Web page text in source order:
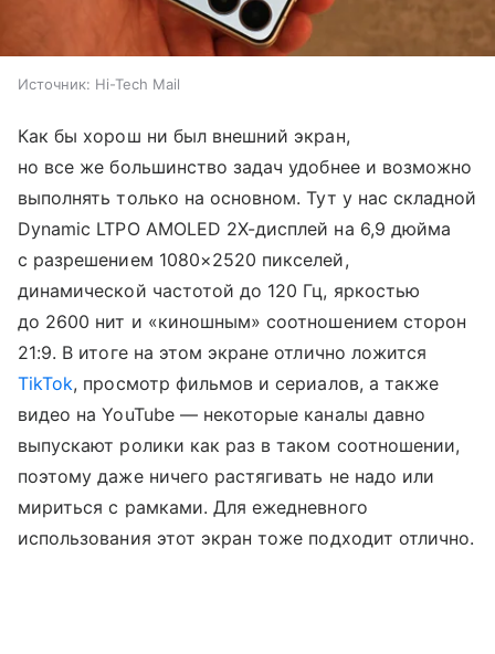
Источник: Hi-Tech Mail
Как бы хорош ни был внешний экран,
но все же большинство задач удобнее и возможно
выполнять только на основном. Тут у нас складной
Dynamic LTPO AMOLED 2X-дисплей на 6,9 дюйма
с разрешением 1080×2520 пикселей,
динамической частотой до 120 Гц, яркостью
до 2600 нит и «киношным» соотношением сторон
21:9. В итоге на этом экране отлично ложится
TikTok, просмотр фильмов и сериалов, а также
видео на YouTube — некоторые каналы давно
выпускают ролики как раз в таком соотношении,
поэтому даже ничего растягивать не надо или
мириться с рамками. Для ежедневного
использования этот экран тоже подходит отлично.